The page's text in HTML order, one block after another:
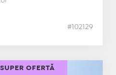
#102129
SUPER OFERTĂ